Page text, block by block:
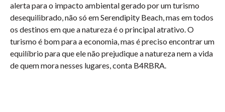
alerta para o impacto ambiental gerado por um turismo
desequilibrado, não só em Serendipity Beach, mas em todos
os destinos em que a natureza é o principal atrativo. O
turismo é bom para a economia, mas é preciso encontrar um
equilíbrio para que ele não prejudique a natureza nem a vida
de quem mora nesses lugares, conta B4RBRA.